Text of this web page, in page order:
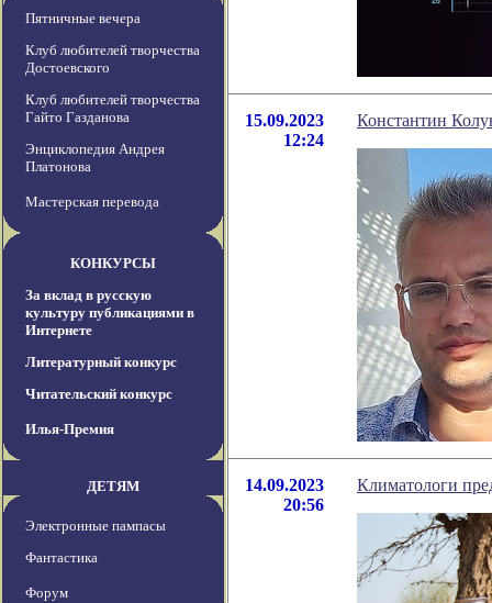
Пятничные вечера
Клуб любителей творчества
Достоевского
Клуб любителей творчества
Гайто Газданова
Энциклопедия Андрея
Платонова
Мастерская перевода
КОНКУРСЫ
За вклад в русскую
культуру публикациями в
Интернете
Литературный конкурс
Читательский конкурс
Илья-Премия
ДЕТЯМ
Электронные пампасы
Фантастика
Форум
15.09.2023
12:24
Константин
14.09.2023
20:56
Климатологи